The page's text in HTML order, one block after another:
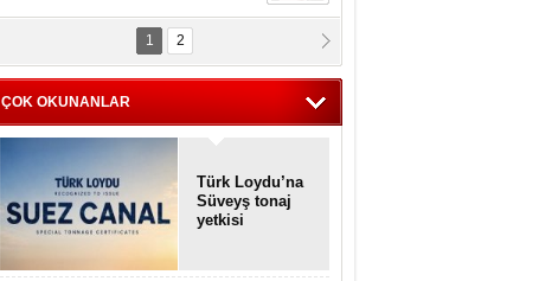
Kpt. MESUT AZMİ GÖKSOY
ithafen...
1 2
ÇOK OKUNANLAR
Türk Loydu’na
Süveyş tonaj
yetkisi